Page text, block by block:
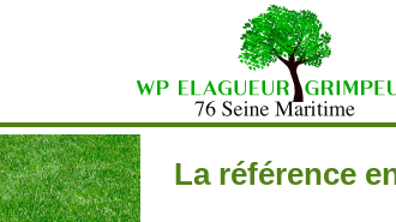
La référence